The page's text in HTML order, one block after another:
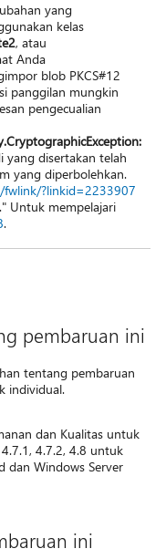
yang
kelas
, atau
Anda
blob PKCS#12
panggilan mungkin
pengecualian
yang disertakan telah
yang diperbolehkan.
?linkid=2233907
Untuk mempelajari
.
pembaruan ini
tentang pembaruan
individual.
dan Kualitas untuk
4.7.2, 4.8 untuk
dan Windows Server
ini